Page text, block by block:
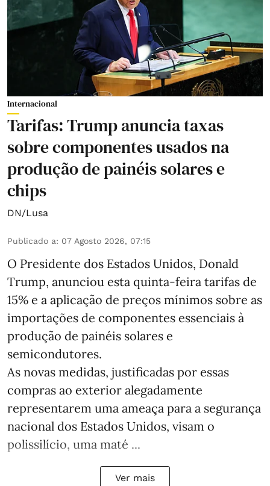
Internacional
Tarifas: Trump anuncia taxas
sobre componentes usados na
produção de painéis solares e
chips
DN/Lusa
Publicado a: 07 Agosto 2026, 07:15
O Presidente dos Estados Unidos, Donald
Trump, anunciou esta quinta-feira tarifas de
15% e a aplicação de preços mínimos sobre as
importações de componentes essenciais à
produção de painéis solares e
semicondutores.
As novas medidas, justificadas por essas
compras ao exterior alegadamente
representarem uma ameaça para a segurança
nacional dos Estados Unidos, visam o
polissilício, uma maté ...
Ver mais